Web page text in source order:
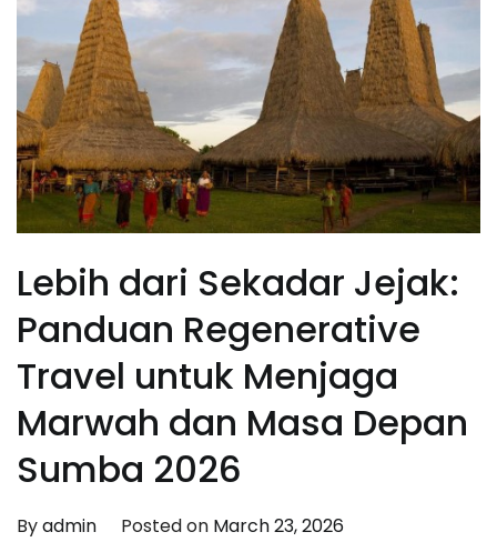
Lebih dari Sekadar Jejak:
Panduan Regenerative
Travel untuk Menjaga
Marwah dan Masa Depan
Sumba 2026
Byadmin Posted on March 23, 2026